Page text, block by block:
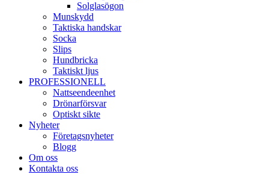
Solglasögon
Munskydd
Taktiska handskar
Socka
Slips
Hundbricka
Taktiskt ljus
PROFESSIONELL
Nattseendeenhet
Drönarförsvar
Optiskt sikte
Nyheter
Företagsnyheter
Blogg
Om oss
Kontakta oss